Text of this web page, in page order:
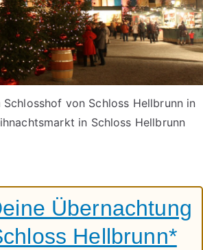
von Schloss Hellbrunn in
in Schloss Hellbrunn
Übernachtung
Hellbrunn*